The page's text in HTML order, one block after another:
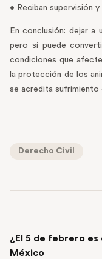
• Reciban supervisión
En conclusión: dejar a
pero sí puede
condiciones que
la protección de los
se acredita sufrimiento
Derecho Civil
¿El 5 de febrero
México